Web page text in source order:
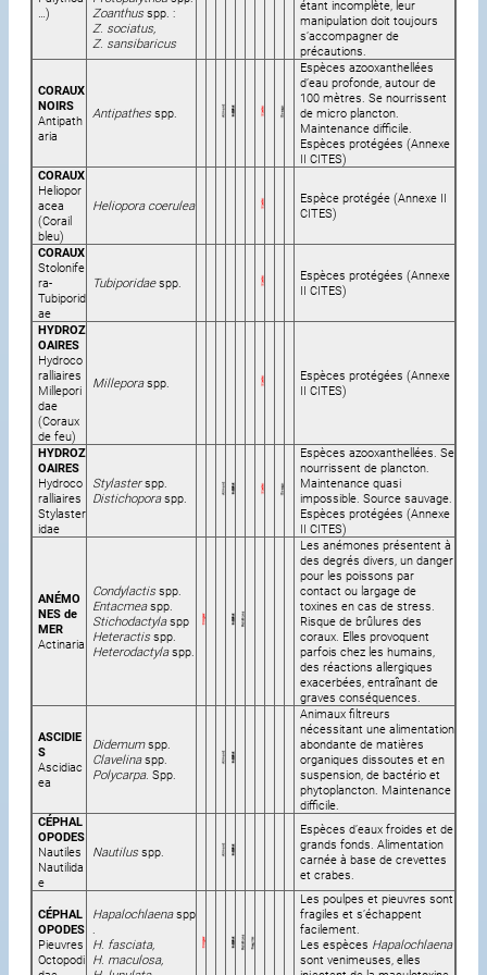
…)
Zoanthusspp. :
Z. sociatus,
Z. sansibaricus
étant incomplète, leur
manipulation doit toujours
s’accompagner de
précautions.
CORAUX
NOIRS
Antipath
aria
Antipathesspp.
Espèces azooxanthellées
d’eau profonde, autour de
100 mètres. Se nourrissent
de micro plancton.
Maintenance difficile.
Espèces protégées (Annexe
II CITES)
CORAUX
Heliopor
acea
(Corail
bleu)
Heliopora coerulea
Espèce protégée (Annexe II
CITES)
CORAUX
Stolonife
ra-
Tubiporid
ae
Tubiporidaespp.
Espèces protégées (Annexe
II CITES)
HYDROZ
OAIRES
Hydroco
ralliaires
Millepori
dae
(Coraux
de feu)
Milleporaspp.
Espèces protégées (Annexe
II CITES)
HYDROZ
OAIRES
Hydroco
ralliaires
Stylaster
idae
Stylasterspp.
Distichoporaspp.
Espèces azooxanthellées. Se
nourrissent de plancton.
Maintenance quasi
impossible. Source sauvage.
Espèces protégées (Annexe
II CITES)
ANÉMO
NES de
MER
Actinaria
Condylactisspp.
Entacmeaspp.
Stichodactylaspp
Heteractisspp.
Heterodactylaspp.
Les anémones présentent à
des degrés divers, un danger
pour les poissons par
contact ou largage de
toxines en cas de stress.
Risque de brûlures des
coraux. Elles provoquent
parfois chez les humains,
des réactions allergiques
exacerbées, entraînant de
graves conséquences.
ASCIDIE
S
Ascidiac
ea
Didemumspp.
Clavelinaspp.
Polycarpa. Spp.
Animaux filtreurs
nécessitant une alimentation
abondante de matières
organiques dissoutes et en
suspension, de bactério et
phytoplancton. Maintenance
difficile.
CÉPHAL
OPODES
Nautiles
Nautilida
e
Nautilusspp.
Espèces d’eaux froides et de
grands fonds. Alimentation
carnée à base de crevettes
et crabes.
CÉPHAL
OPODES
Pieuvres
Octopodi
Hapalochlaenaspp
H. fasciata,
H. maculosa,
Les poulpes et pieuvres sont
fragiles et s’échappent
facilement.
Les espèces Hapalochlaena
sont venimeuses, elles